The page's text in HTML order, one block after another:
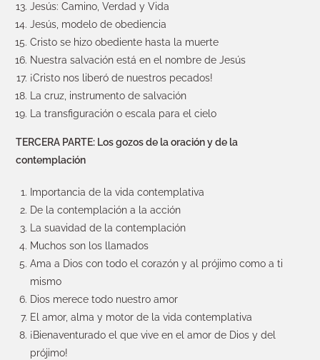
Jesús: Camino, Verdad y Vida
Jesús, modelo de obediencia
Cristo se hizo obediente hasta la muerte
Nuestra salvación está en el nombre de Jesús
¡Cristo nos liberó de nuestros pecados!
La cruz, instrumento de salvación
La transfiguración o escala para el cielo
TERCERA PARTE: Los gozos de la oración y de la
contemplación
Importancia de la vida contemplativa
De la contemplación a la acción
La suavidad de la contemplación
Muchos son los llamados
Ama a Dios con todo el corazón y al prójimo como a ti
mismo
Dios merece todo nuestro amor
El amor, alma y motor de la vida contemplativa
¡Bienaventurado el que vive en el amor de Dios y del
prójimo!